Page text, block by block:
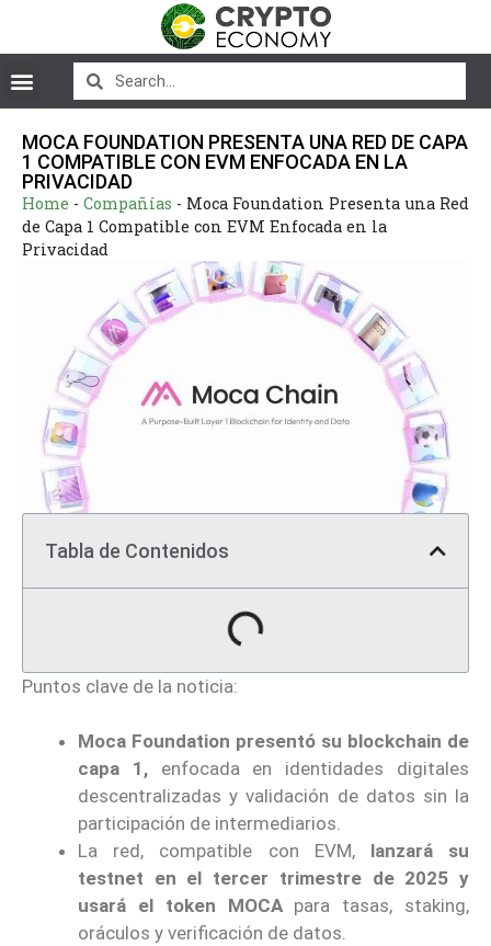
MOCA FOUNDATION PRESENTA UNA RED DE CAPA
1 COMPATIBLE CON EVM ENFOCADA EN LA
PRIVACIDAD
Home - Compañías - Moca Foundation Presenta una Red
de Capa 1 Compatible con EVM Enfocada en la
Privacidad
Tabla de Contenidos
Puntos clave de la noticia:
Moca Foundation presentó su blockchain de
capa 1,enfocada en identidades digitales
descentralizadas y validación de datos sin la
participación de intermediarios.
La red, compatible con EVM, lanzará su
testnet en el tercer trimestre de 2025 y
usará el token MOCApara tasas, staking,
oráculos y verificación de datos.